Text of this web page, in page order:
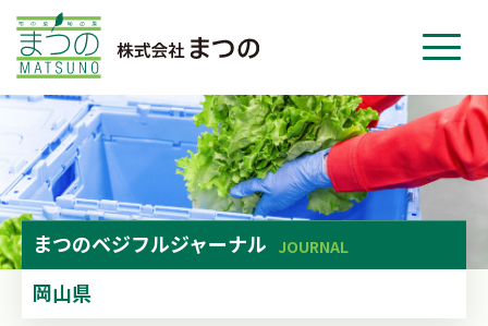
まつのベジフルジャーナル JOURNAL
岡山県
ホーム
事業紹介
会社紹介
ニュース
お問い合わせ
採用・応募